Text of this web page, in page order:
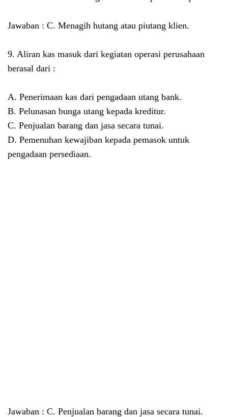
Jawaban : C. Menagih hutang atau piutang klien.
9. Aliran kas masuk dari kegiatan operasi perusahaan
berasal dari :
A. Penerimaan kas dari pengadaan utang bank.
B. Pelunasan bunga utang kepada kreditur.
C. Penjualan barang dan jasa secara tunai.
D. Pemenuhan kewajiban kepada pemasok untuk
pengadaan persediaan.
Jawaban : C. Penjualan barang dan jasa secara tunai.